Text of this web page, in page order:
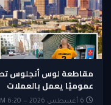
عموميًا يعمل بالعملات